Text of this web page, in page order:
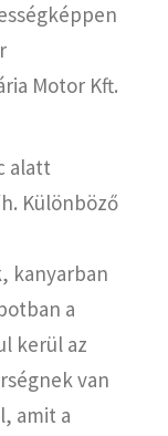
Motor Kft.
alatt
Különböző
kanyarban
a
kerül az
van
amit a